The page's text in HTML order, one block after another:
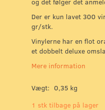
Der er kun lavet 300
gr/stk.
Vinylerne har en flot
et dobbelt deluxe
Mere information
Vægt: 0,35 kg
1 stk tilbage på lager